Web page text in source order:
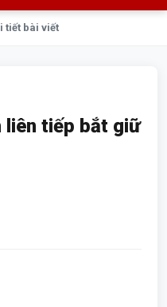
tiết bài viết
liên tiếp bắt giữ